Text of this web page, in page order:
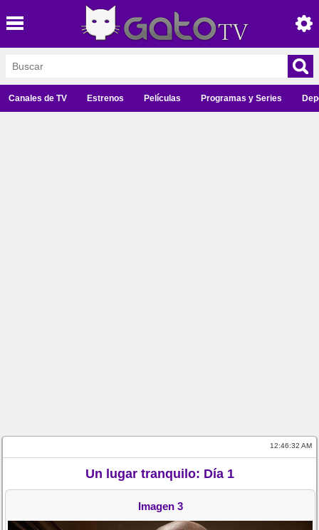
Canales de TV Estrenos Películas Programas y Series
12:46:33 AM
Un lugar tranquilo: Día 1
Imagen 3